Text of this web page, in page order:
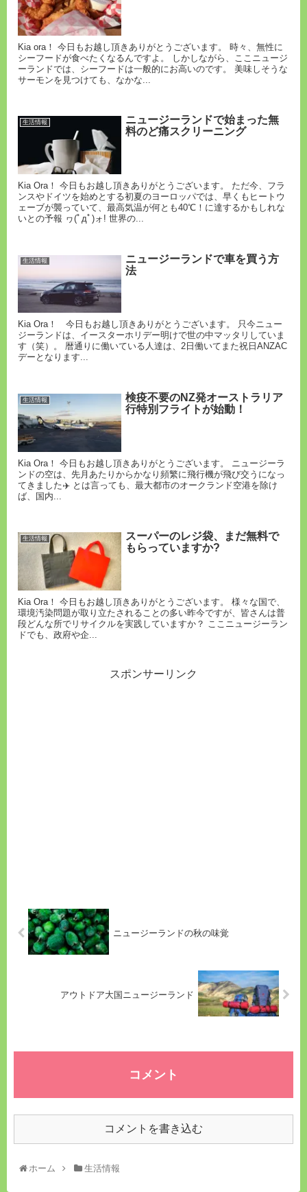
Kia ora！ 今日もお越し頂きありがとうございます。 時々、無性に
シーフードが食べたくなるんですよ。 しかしながら、ここニュージ
ーランドでは、シーフードは一般的にお高いのです。 美味しそうな
サーモンを見つけても、なかな...
生活情報
ニュージーランドで始まった無
料のど痛スクリーニング
Kia Ora！ 今日もお越し頂きありがとうございます。 ただ今、フラ
ンスやドイツを始めとする初夏のヨーロッパでは、早くもヒートウ
ェーブが襲っていて、最高気温が何とも40℃！に達するかもしれな
いとの予報 ヮ(ﾟдﾟ)ォ! 世界の...
生活情報
ニュージーランドで車を買う方
法
Kia Ora！ 今日もお越し頂きありがとうございます。 只今ニュー
ジーランドは、イースターホリデー明けで世の中マッタリしていま
す（笑）。 暦通りに働いている人達は、2日働いてまた祝日ANZAC
デーとなります...
生活情報
検疫不要のNZ発オーストラリア
行特別フライトが始動！
Kia Ora！ 今日もお越し頂きありがとうございます。 ニュージーラ
ンドの空は、先月あたりからかなり頻繁に飛行機が飛び交うになっ
てきました✈️ とは言っても、最大都市のオークランド空港を除け
ば、国内...
生活情報
スーパーのレジ袋、まだ無料で
もらっていますか?
Kia Ora！ 今日もお越し頂きありがとうございます。 様々な国で、
環境汚染問題が取り立たされることの多い昨今ですが、皆さんは普
段どんな所でリサイクルを実践していますか？ ここニュージーラン
ドでも、政府や企...
スポンサーリンク
ニュージーランドの秋の味覚
アウトドア大国ニュージーランド
コメント
コメントを書き込む
ホーム 生活情報